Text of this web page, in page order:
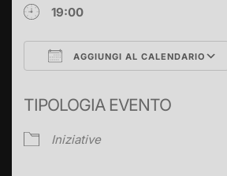
19:00
AGGIUNGI AL CALENDARIO
TIPOLOGIA EVENTO
Iniziative